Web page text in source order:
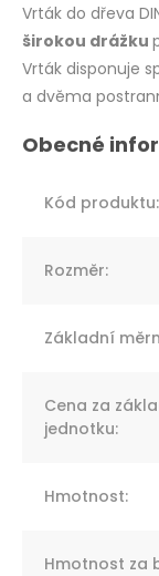
Vrták do dřeva
širokou drážku
Vrták disponuje
a dvěma
Kód produktu:
Rozměr:
Základní
Cena za
jednotku:
Hmotnost:
Hmotnost za